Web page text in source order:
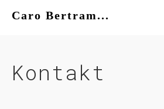
Caro Bertram...
KONTAKT
Kontakt